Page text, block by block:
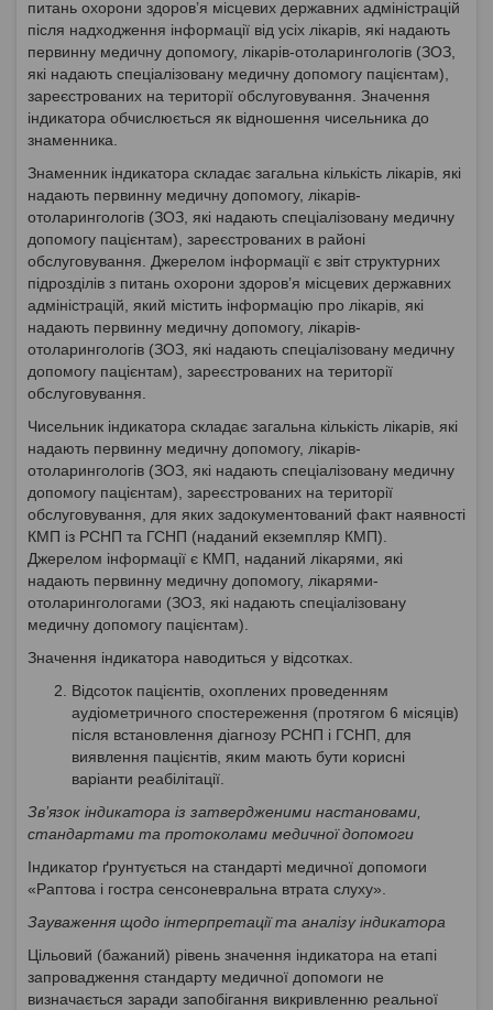
питань охорони здоров’я місцевих державних адміністрацій
після надходження інформації від усіх лікарів, які надають
первинну медичну допомогу, лікарів-отоларингологів (ЗОЗ,
які надають спеціалізовану медичну допомогу пацієнтам),
зареєстрованих на території обслуговування. Значення
індикатора обчислюється як відношення чисельника до
знаменника.
Знаменник індикатора складає загальна кількість лікарів, які
надають первинну медичну допомогу, лікарів-
отоларингологів (ЗОЗ, які надають спеціалізовану медичну
допомогу пацієнтам), зареєстрованих в районі
обслуговування. Джерелом інформації є звіт структурних
підрозділів з питань охорони здоров’я місцевих державних
адміністрацій, який містить інформацію про лікарів, які
надають первинну медичну допомогу, лікарів-
отоларингологів (ЗОЗ, які надають спеціалізовану медичну
допомогу пацієнтам), зареєстрованих на території
обслуговування.
Чисельник індикатора складає загальна кількість лікарів, які
надають первинну медичну допомогу, лікарів-
отоларингологів (ЗОЗ, які надають спеціалізовану медичну
допомогу пацієнтам), зареєстрованих на території
обслуговування, для яких задокументований факт наявності
КМП із РСНП та ГСНП (наданий екземпляр КМП).
Джерелом інформації є КМП, наданий лікарями, які
надають первинну медичну допомогу, лікарями-
отоларингологами (ЗОЗ, які надають спеціалізовану
медичну допомогу пацієнтам).
Значення індикатора наводиться у відсотках.
Відсоток пацієнтів, охоплених проведенням
аудіометричного спостереження (протягом 6 місяців)
після встановлення діагнозу РСНП і ГСНП, для
виявлення пацієнтів, яким мають бути корисні
варіанти реабілітації.
Зв’язок індикатора із затвердженими настановами,
стандартами та протоколами медичної допомоги
Індикатор ґрунтується на стандарті медичної допомоги
«Раптова і гостра сенсоневральна втрата слуху».
Зауваження щодо інтерпретації та аналізу індикатора
Цільовий (бажаний) рівень значення індикатора на етапі
запровадження стандарту медичної допомоги не
визначається заради запобігання викривленню реальної